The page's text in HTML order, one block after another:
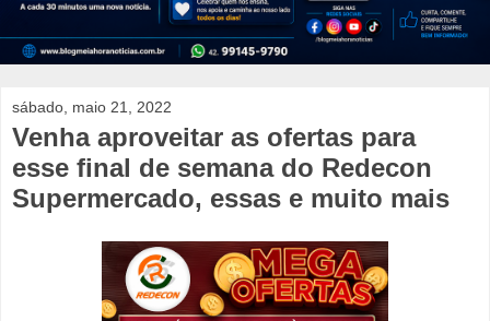
sábado, maio 21, 2022
Venha aproveitar as ofertas para
esse final de semana do Redecon
Supermercado, essas e muito mais